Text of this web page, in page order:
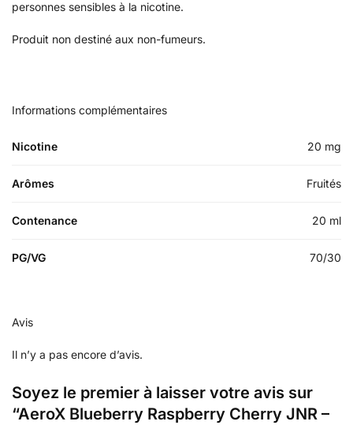
personnes sensibles à la nicotine.
Produit non destiné aux non-fumeurs.
Informations complémentaires
Nicotine 20 mg
Arômes Fruités
Contenance 20 ml
PG/VG 70/30
Avis
Il n’y a pas encore d’avis.
Soyez le premier à laisser votre avis sur
“AeroX Blueberry Raspberry Cherry JNR –